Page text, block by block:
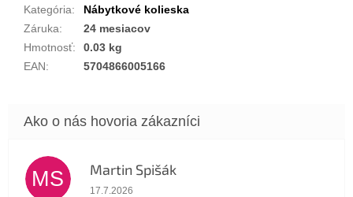
Kategória:
Nábytkové kolieska
Záruka:
24 mesiacov
Hmotnosť:
0.03 kg
EAN: 5704866005166
MS Martin Spišák
Hodnotenie obchodu je 5 z 5 hviezdičiek.
17.7.2026